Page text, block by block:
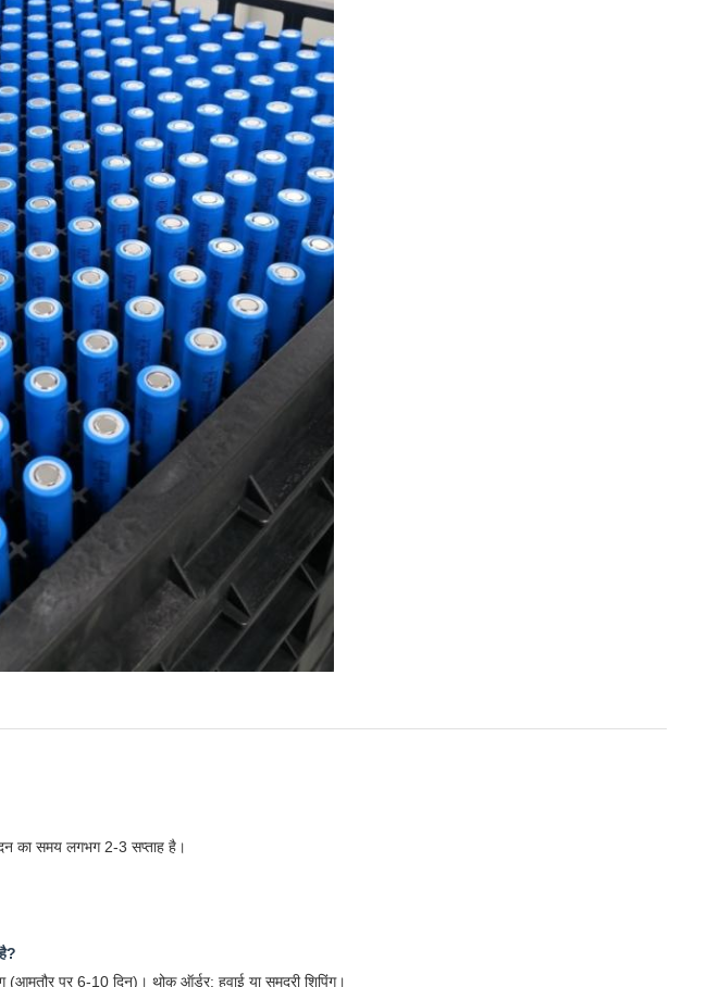
का समय लगभग 2-3 सप्ताह है।
पर 6-10 दिन)। थोक ऑर्डर: हवाई या समुद्री शिपिंग।